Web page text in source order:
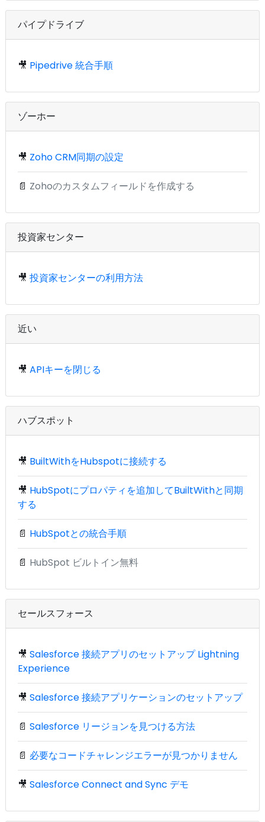
パイプドライブ
🎥 Pipedrive 統合手順
ゾーホー
🎥 Zoho CRM同期の設定
📄 Zohoのカスタムフィールドを作成する
投資家センター
🎥 投資家センターの利用方法
近い
🎥 APIキーを閉じる
ハブスポット
🎥 BuiltWithをHubspotに接続する
🎥 HubSpotにプロパティを追加してBuiltWithと同期
する
📄 HubSpotとの統合手順
📄 HubSpot ビルトイン無料
セールスフォース
🎥 Salesforce 接続アプリのセットアップ Lightning
Experience
🎥 Salesforce 接続アプリケーションのセットアップ
📄 Salesforce リージョンを見つける方法
📄 必要なコードチャレンジエラーが見つかりません
🎥 Salesforce Connect and Sync デモ